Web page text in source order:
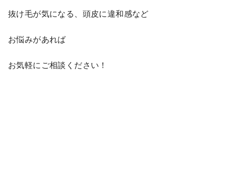
抜け毛が気になる、頭皮に違和感など
お悩みがあれば
お気軽にご相談ください！